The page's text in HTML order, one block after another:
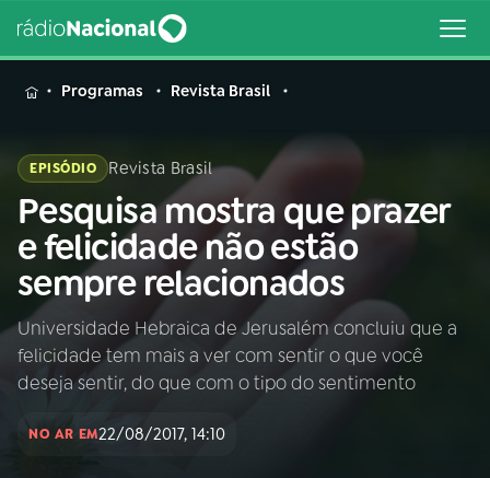
MENU
Buscar
na
Rádio
Nacional
Buscar
AO VIVO
INÍCIO
Programas Revista Brasil
EPISÓDIO Revista Brasil
Pesquisa mostra que prazer
e felicidade não estão
sempre relacionados
Universidade Hebraica de Jerusalém concluiu que a
felicidade tem mais a ver com sentir o que você
deseja sentir, do que com o tipo do sentimento
NO AR EM22/08/2017, 14:10